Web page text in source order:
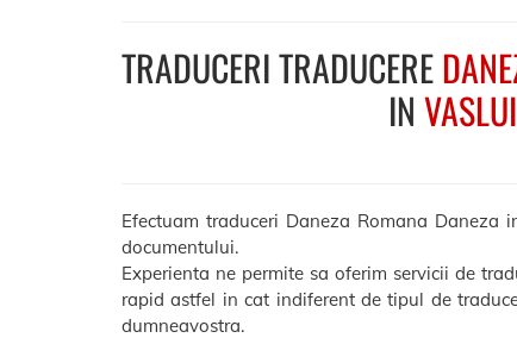
TRADUCERI TRADUCERE
IN VASLUI
Efectuam traduceri Daneza Romana
documentului.
Experienta ne permite sa oferim servicii de
rapid astfel in cat indiferent de tipul de
dumneavostra.